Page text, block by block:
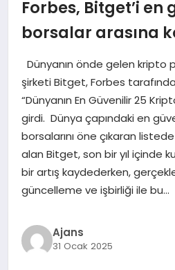
EKONOMI
MAGAZIN
SAĞLIK
SIYASET
SPOR
YAŞAM
Forbes, Bitget’i en
borsalar arasına
Dünyanın önde gelen kripto
şirketi Bitget, Forbes
“Dünyanın En Güvenilir 25
girdi. Dünya çapındaki en
borsalarını öne çıkaran
alan Bitget, son bir yıl içinde
bir artış kaydederken,
güncelleme ve işbirliği ile bu…
Ajans
31 Ocak 2025